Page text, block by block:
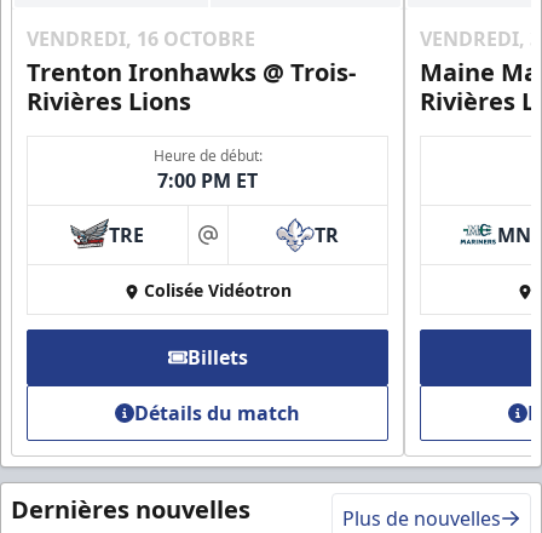
VENDREDI, 16 OCTOBRE
Trenton Ironhawks @ Trois-
Rivières Lions
Heure de début:
7:00 PM ET
TRE at TR
Colisée Vidéotron
Billets
Détails du match
VENDREDI,
Maine
Rivières
MNE
Dernières nouvelles Plus de nouvelles